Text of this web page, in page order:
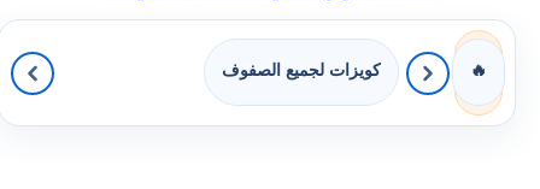
🔥 كويزات لجميع الصفوف